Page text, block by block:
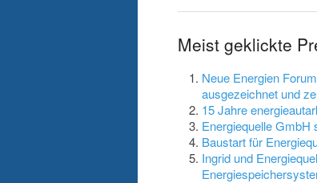
Meist geklickte
Neue Energien
ausgezeichnet und
15 Jahre
Energiequelle GmbH
Baustart für
Ingrid und